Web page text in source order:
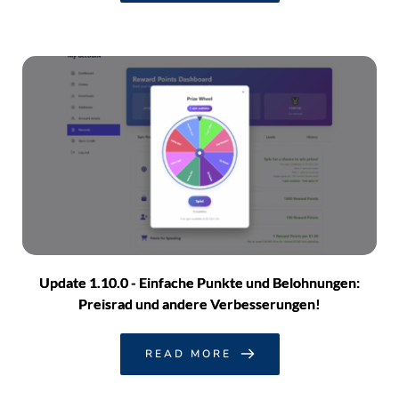
Update 1.10.0 - Einfache Punkte und Belohnungen:
Preisrad und andere Verbesserungen!
READ MORE